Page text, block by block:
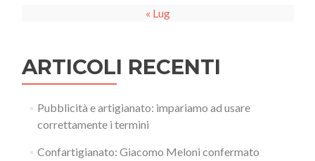
« Lug
ARTICOLI RECENTI
Pubblicità e artigianato: impariamo ad usare
correttamente i termini
Confartigianato: Giacomo Meloni confermato